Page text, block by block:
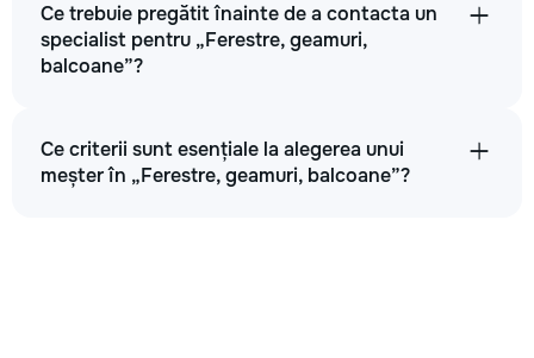
Ce trebuie pregătit înainte de a contacta un
specialist pentru „Ferestre, geamuri,
balcoane”?
Ce criterii sunt esențiale la alegerea unui
meșter în „Ferestre, geamuri, balcoane”?